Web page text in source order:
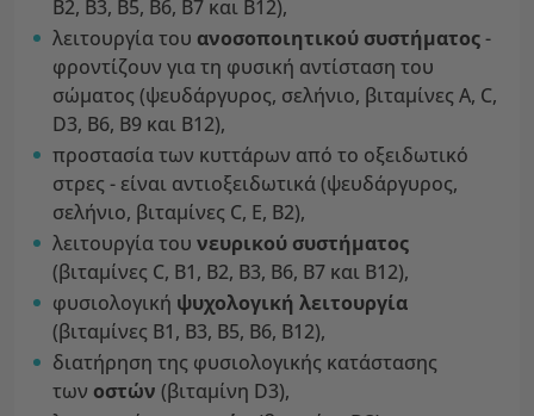
Β2, Β3, Β5, Β6, Β7 και Β12),
λειτουργία του ανοσοποιητικού συστήματος-
φροντίζουν για τη φυσική αντίσταση του
σώματος (ψευδάργυρος, σελήνιο, βιταμίνες Α, C,
D3, Β6, Β9 και Β12),
προστασία των κυττάρων από το οξειδωτικό
στρες - είναι αντιοξειδωτικά (ψευδάργυρος,
σελήνιο, βιταμίνες C, Ε, Β2),
λειτουργία του νευρικού συστήματος
(βιταμίνες C, Β1, Β2, Β3, Β6, Β7 και Β12),
φυσιολογική ψυχολογική λειτουργία
(βιταμίνες Β1, Β3, Β5, Β6, Β12),
διατήρηση της φυσιολογικής κατάστασης
των οστών (βιταμίνη D3),